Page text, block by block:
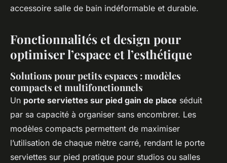
accessoire salle de bain indéformable et durable.
Fonctionnalités et design pour
optimiser l’espace et l’esthétique
Solutions pour petits espaces : modèles
compacts et multifonctionnels
Un porte serviettes sur pied gain de place séduit
par sa capacité à organiser sans encombrer. Les
modèles compacts permettent de maximiser
l’utilisation de chaque mètre carré, rendant le porte
serviettes sur pied pratique pour studios ou salles